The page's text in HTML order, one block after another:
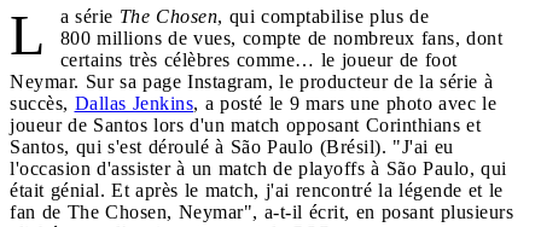
L a série The Chosen, qui comptabilise plus de
800 millions de vues, compte de nombreux fans, dont
certains très célèbres comme… le joueur de foot
Neymar. Sur sa page Instagram, le producteur de la série à
succès, Dallas Jenkins, a posté le 9 mars une photo avec le
joueur de Santos lors d'un match opposant Corinthians et
Santos, qui s'est déroulé à São Paulo (Brésil). "J'ai eu
l'occasion d'assister à un match de playoffs à São Paulo, qui
était génial. Et après le match, j'ai rencontré la légende et le
fan de The Chosen, Neymar", a-t-il écrit, en posant plusieurs